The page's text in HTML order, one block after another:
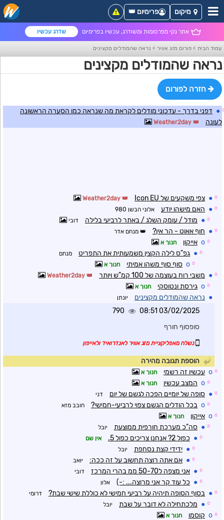
אתר נקי מפרסומות ומשודרג, עכשיו בפרימיום שדרג עכשיו
מיקום פרימיום 👑
עמוד הבית > פורום מזג אוויר > נראה שהמודלים מקצינים
נראה שהמודלים מקצינים
חזרה לפורום
● דפני בדרך - עדכוני מודלים לקראת מה שנראה כמו הסערה הראשונה
לעונה
☼
● צפי משקעים של Icon EU
☼
● האם מישהו יודע אלוני הבשן 980
☼
● מודל / עומק השלג / באתר לרביעי בלילה דובי
☼
● חוף אאוט - הר אין? מנחם אדר
☼
o אייקון חנוך א
☼
● גפ"ס לילה הקצין משמעותית את התפריט מנחם
☼
o סוף סוף משהו אמיתי חנוך א
☼
● משבי רוח בעוצמה של 100 קמ"ש ויותר
☼
o גירסת ונטוסקי חנוך א
● נראה שהמודלים מקצינים יונתן
03/02/2025 08:51
790
סופסוף חורף
נשלח מאפליקציית מזג אוויר לאנדרואיד ולאייפון
הוספת תגובה מהירה
☼
o עכשיו זה רשמי חנוך א
☼
o המצב עכשיו חנוך א
☼
● סופה של יומיים הפכה לגשם של יום דני
☼
o בכל הודלים הגשם צפוי לרביעי-חמישי? חובב מזא
☼
o אייקון חנוך א
☼
● סה"כ מערכת חורפית ממוצעת יובל
☼
● כפול 2? אנחנו צריכים כפול 5. אין שם
☼
● ידידי קצת נסחפת יובל
☼
● אם אתה רוצה תחשוב על זה ככה: יואב
☼
● אני מצפה ל50-70 ממ בהרי המרכז דובי
☼
● כל עוד קר אני מרוצה... :-) אלון
☼
● בסוף הסופה תיהיה על רביעי חמישי לא כוללת שישי שבת? דרומי
☼
● מלכתחילה לא דובר על שבת יובל
☼
o קוסמו חנוך א